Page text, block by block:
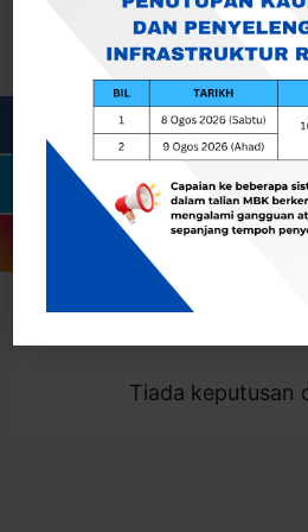
Togol
Showing 0 result
Tiada keputusan